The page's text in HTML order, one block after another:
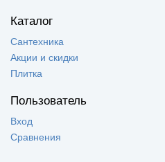
Каталог
Сантехника
Акции и скидки
Плитка
Пользователь
Вход
Сравнения